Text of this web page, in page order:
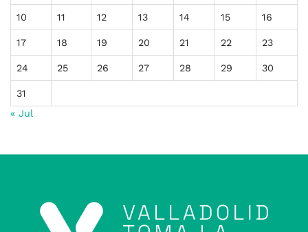
10 11 12 13 14 15 16
17 18 19 20 21 22 23
24 25 26 27 28 29 30
31
« Jul